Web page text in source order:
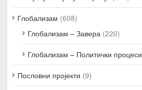
Глобализам (608)
Глобализам – Завера (220)
Глобализам – Политички процеси
Пословни пројекти (9)